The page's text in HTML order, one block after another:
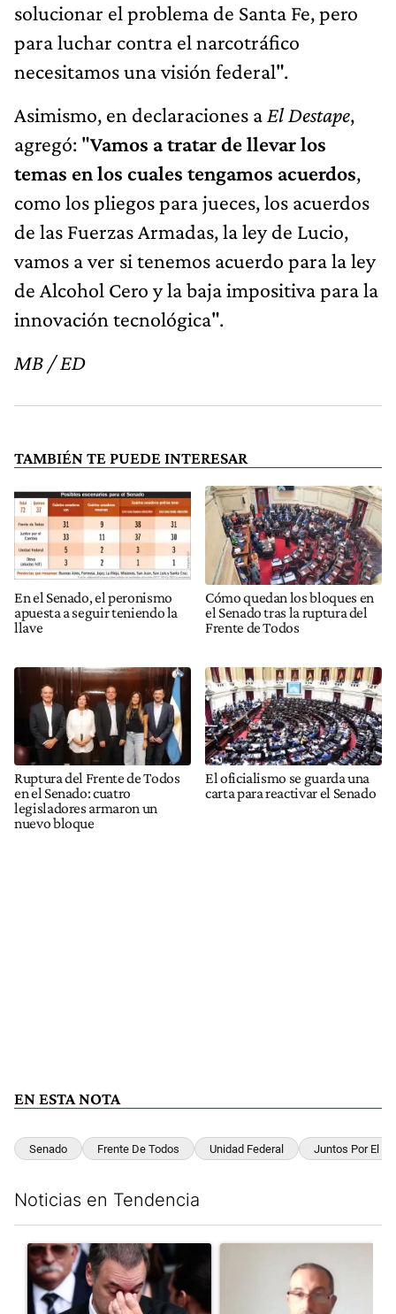
solucionar el problema de Santa Fe, pero
para luchar contra el narcotráfico
necesitamos una visión federal".
Asimismo, en declaraciones a El Destape,
agregó: "Vamos a tratar de llevar los
temas en los cuales tengamos acuerdos,
como los pliegos para jueces, los acuerdos
de las Fuerzas Armadas, la ley de Lucio,
vamos a ver si tenemos acuerdo para la ley
de Alcohol Cero y la baja impositiva para la
innovación tecnológica".
MB / ED
TAMBIÉN TE PUEDE INTERESAR
En el Senado, el peronismo
apuesta a seguir teniendo la
llave
Cómo quedan los bloques en
el Senado tras la ruptura del
Frente de Todos
Ruptura del Frente de Todos
en el Senado: cuatro
legisladores armaron un
nuevo bloque
​El oficialismo se guarda una
carta para reactivar el Senado
EN ESTA NOTA
Senado Frente De Todos Unidad Federal Juntos Por El
Noticias en Tendencia
Un artículo de tendencia con el título "El fiscal intimó a